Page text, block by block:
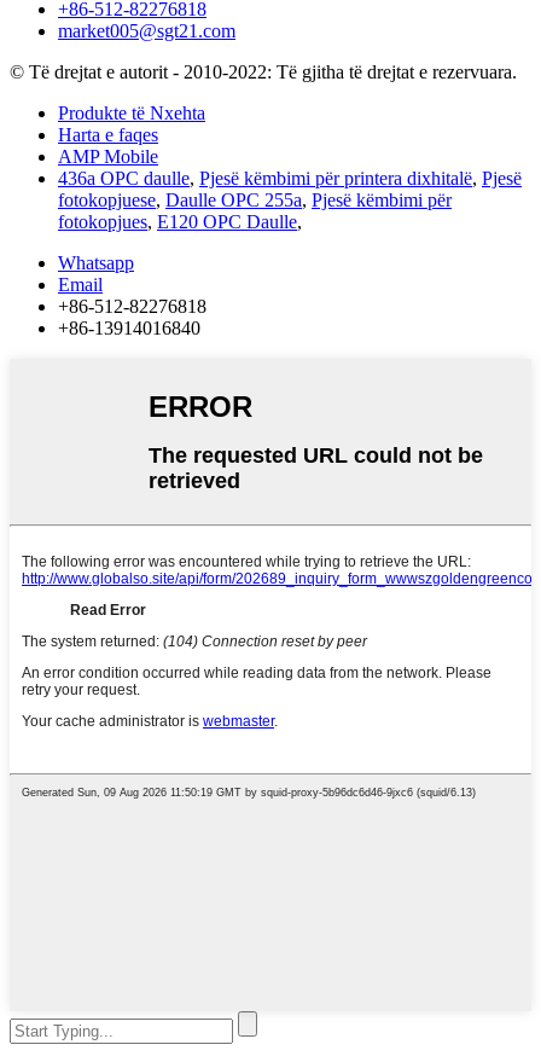
+86-512-82276818
market005@sgt21.com
© Të drejtat e autorit - 2010-2022: Të gjitha të drejtat e rezervuara.
Produkte të Nxehta
Harta e faqes
AMP Mobile
436a OPC daulle, Pjesë këmbimi për printera dixhitalë, Pjesë
fotokopjuese, Daulle OPC 255a, Pjesë këmbimi për
fotokopjues, E120 OPC Daulle,
Whatsapp
Email
+86-512-82276818
+86-13914016840